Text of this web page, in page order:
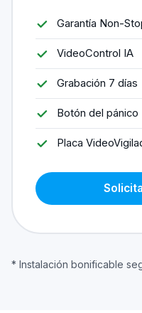
Garantía Non-
VideoControl IA
Grabación 7 días
Botón del pánico
Placa
* Instalación bonificable